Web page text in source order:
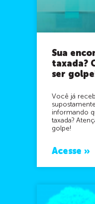
Sua
taxada?
ser
Você já
informando
taxada?
golpe!
Acesse »